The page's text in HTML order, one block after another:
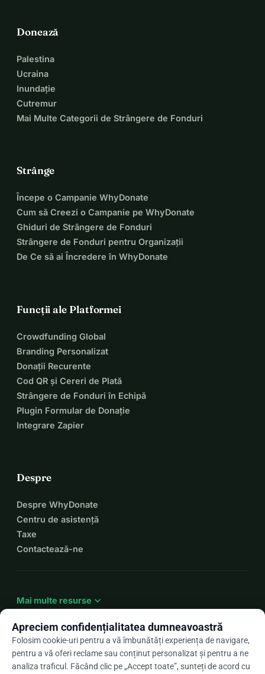
Donează
Palestina
Ucraina
Inundație
Cutremur
Mai Multe Categorii de Strângere de Fonduri
Strânge
Începe o Campanie WhyDonate
Cum să Creezi o Campanie pe WhyDonate
Ghiduri de Strângere de Fonduri
Strângere de Fonduri pentru Organizații
De Ce să ai Încredere în WhyDonate
Funcții ale Platformei
Crowdfunding Global
Branding Personalizat
Donații Recurente
Cod QR și Cereri de Plată
Strângere de Fonduri în Echipă
Plugin Formular de Donație
Integrare Zapier
Despre
Despre WhyDonate
Centru de asistență
Taxe
Contactează-ne
Mai multe resurse expand_more
Roarrow_drop_down
Apreciem confidențialitatea dumneavoastră
Folosim cookie-uri pentru a vă îmbunătăți experiența de navigare,
pentru a vă oferi reclame sau conținut personalizat și pentru a ne
analiza traficul. Făcând clic pe „Accept toate”, sunteți de acord cu